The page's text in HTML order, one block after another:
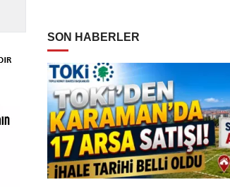
SON HABERLER